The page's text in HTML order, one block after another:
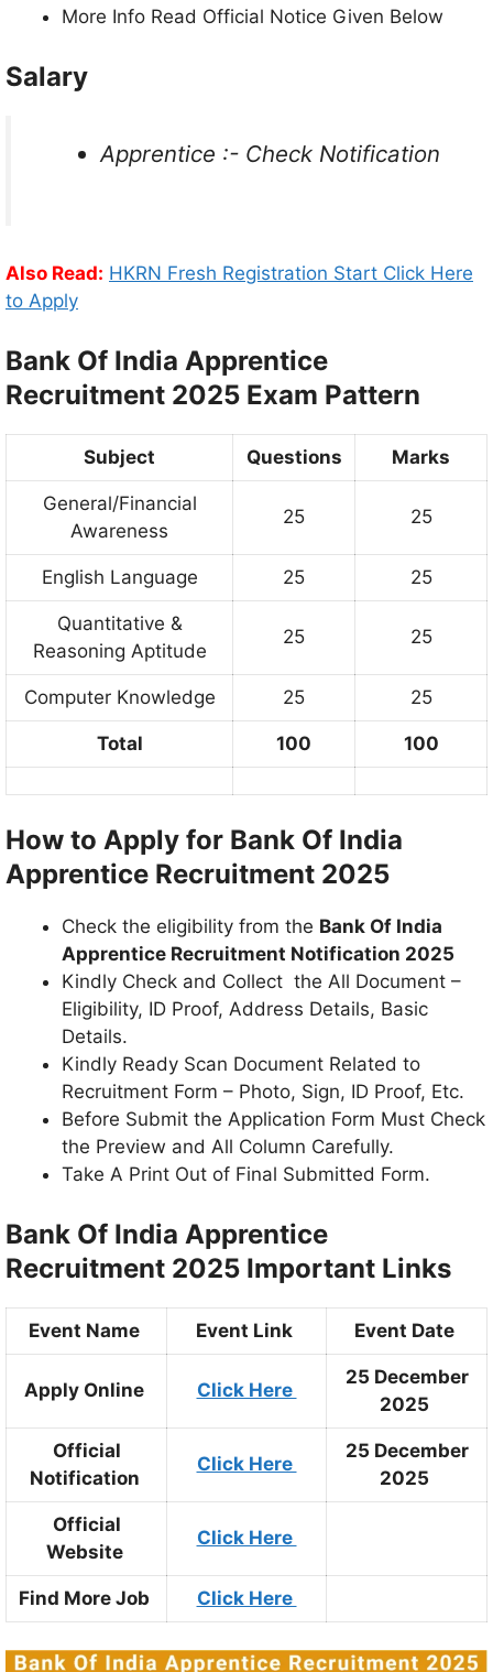
More Info Read Official Notice Given Below
Salary
Apprentice :- Check Notification
Also Read: HKRN Fresh Registration Start Click Here
to Apply
Bank Of India Apprentice
Recruitment 2025 Exam Pattern
Subject Questions Marks
General/Financial
Awareness
25 25
English Language 25 25
Quantitative &
Reasoning Aptitude
25 25
Computer Knowledge 25 25
Total 100 100
How to Apply for Bank Of India
Apprentice Recruitment 2025
Check the eligibility from the Bank Of India
Apprentice Recruitment Notification 2025
Kindly Check and Collect the All Document –
Eligibility, ID Proof, Address Details, Basic
Details.
Kindly Ready Scan Document Related to
Recruitment Form – Photo, Sign, ID Proof, Etc.
Before Submit the Application Form Must Check
the Preview and All Column Carefully.
Take A Print Out of Final Submitted Form.
Bank Of India Apprentice
Recruitment 2025 Important Links
Event Name Event Link Event Date
Apply Online Click Here
25 December
2025
Official
Notification
Click Here
25 December
2025
Official
Website
Click Here
Find More Job Click Here